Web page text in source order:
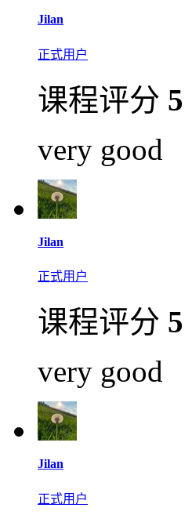
Jilan
正式用户
课程评分 5
very good
Jilan
正式用户
课程评分 5
very good
Jilan
正式用户